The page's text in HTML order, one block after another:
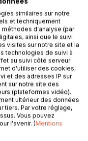
similaires sur notre
et techniquement
d'analyse (par
ainsi que le suivi
visites sur notre site et la
technologies de suivi à
au suivi côté serveur
d'utiliser des cookies,
et des adresses IP sur
sur notre site des
(plateformes vidéo).
ultérieur des données
tiers. Par votre réglage,
Vous pouvez
l'avenir. (Mentions